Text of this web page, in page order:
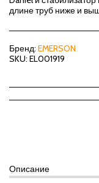
длине труб ниже и
Бренд: EMERSON
SKU: EL001919
Описание